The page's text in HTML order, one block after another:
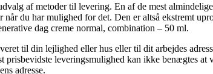
af metoder til levering. En af de mest
når du har mulighed for det. Den er altså ekstremt
dag creme normal, combination – 50 ml.
til din lejlighed eller hus eller til dit arbejdes
prisbevidste leveringsmulighed kan ikke benægtes
adresse.